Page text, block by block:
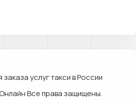
Все права защищены.